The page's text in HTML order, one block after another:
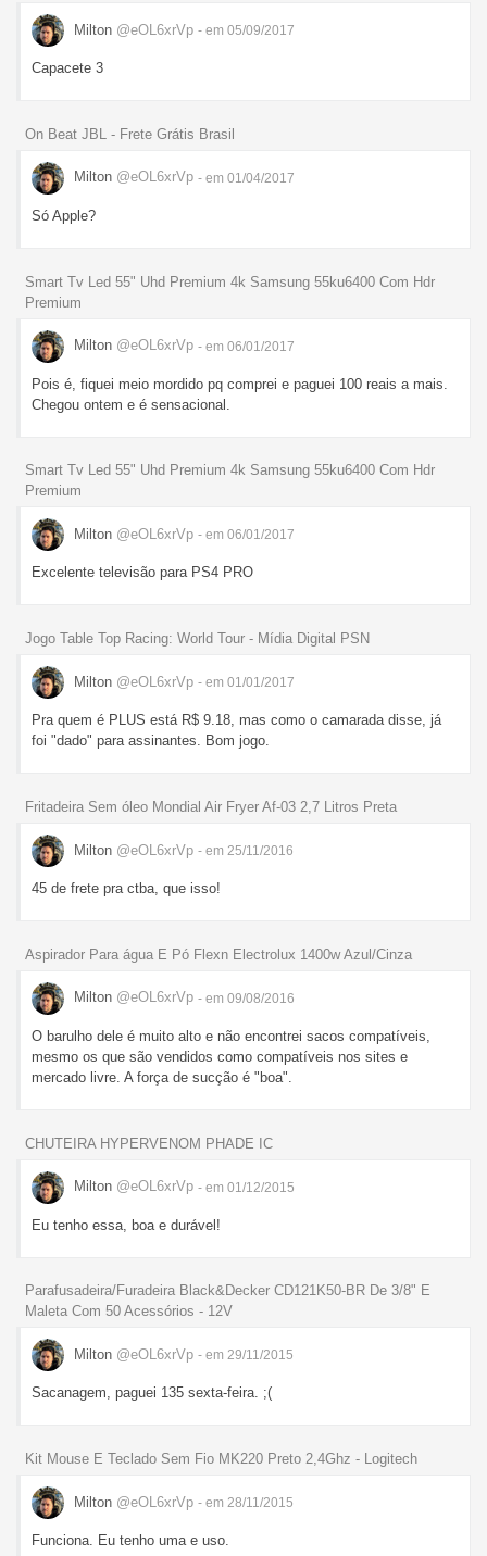
Milton @eOL6xrVp - em 05/09/2017
Capacete 3
On Beat JBL - Frete Grátis Brasil
Milton @eOL6xrVp - em 01/04/2017
Só Apple?
Smart Tv Led 55" Uhd Premium 4k Samsung 55ku6400 Com Hdr
Premium
Milton @eOL6xrVp - em 06/01/2017
Pois é, fiquei meio mordido pq comprei e paguei 100 reais a mais.
Chegou ontem e é sensacional.
Smart Tv Led 55" Uhd Premium 4k Samsung 55ku6400 Com Hdr
Premium
Milton @eOL6xrVp - em 06/01/2017
Excelente televisão para PS4 PRO
Jogo Table Top Racing: World Tour - Mídia Digital PSN
Milton @eOL6xrVp - em 01/01/2017
Pra quem é PLUS está R$ 9.18, mas como o camarada disse, já
foi "dado" para assinantes. Bom jogo.
Fritadeira Sem óleo Mondial Air Fryer Af-03 2,7 Litros Preta
Milton @eOL6xrVp - em 25/11/2016
45 de frete pra ctba, que isso!
Aspirador Para água E Pó Flexn Electrolux 1400w Azul/Cinza
Milton @eOL6xrVp - em 09/08/2016
O barulho dele é muito alto e não encontrei sacos compatíveis,
mesmo os que são vendidos como compatíveis nos sites e
mercado livre. A força de sucção é "boa".
CHUTEIRA HYPERVENOM PHADE IC
Milton @eOL6xrVp - em 01/12/2015
Eu tenho essa, boa e durável!
Parafusadeira/Furadeira Black&Decker CD121K50-BR De 3/8" E
Maleta Com 50 Acessórios - 12V
Milton @eOL6xrVp - em 29/11/2015
Sacanagem, paguei 135 sexta-feira. ;(
Kit Mouse E Teclado Sem Fio MK220 Preto 2,4Ghz - Logitech
Milton @eOL6xrVp - em 28/11/2015
Funciona. Eu tenho uma e uso.